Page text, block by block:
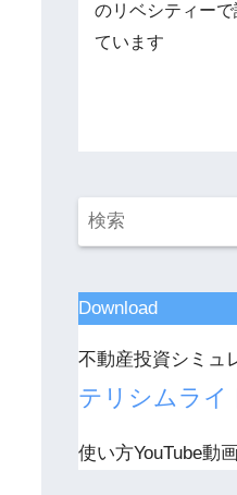
のリベシティー
ています
Download
不動産投資シミュ
テリシムライ
使い方YouTube動